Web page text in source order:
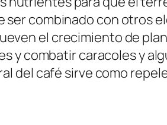
ser combinado con otros
el crecimiento de
y combatir caracoles y
del café sirve como